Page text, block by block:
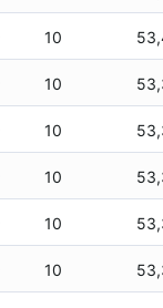
10
10
10
10
10
10